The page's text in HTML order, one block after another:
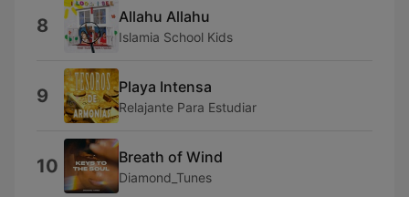
8 Allahu Allahu
Islamia School Kids
9 Playa Intensa
Relajante Para Estudiar
10 Breath of Wind
Diamond_Tunes